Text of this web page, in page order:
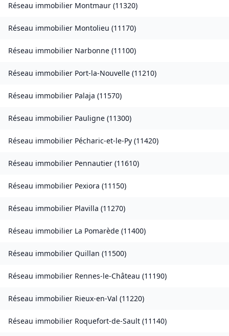
Réseau immobilier Montmaur (11320)
Réseau immobilier Montolieu (11170)
Réseau immobilier Narbonne (11100)
Réseau immobilier Port-la-Nouvelle (11210)
Réseau immobilier Palaja (11570)
Réseau immobilier Pauligne (11300)
Réseau immobilier Pécharic-et-le-Py (11420)
Réseau immobilier Pennautier (11610)
Réseau immobilier Pexiora (11150)
Réseau immobilier Plavilla (11270)
Réseau immobilier La Pomarède (11400)
Réseau immobilier Quillan (11500)
Réseau immobilier Rennes-le-Château (11190)
Réseau immobilier Rieux-en-Val (11220)
Réseau immobilier Roquefort-de-Sault (11140)